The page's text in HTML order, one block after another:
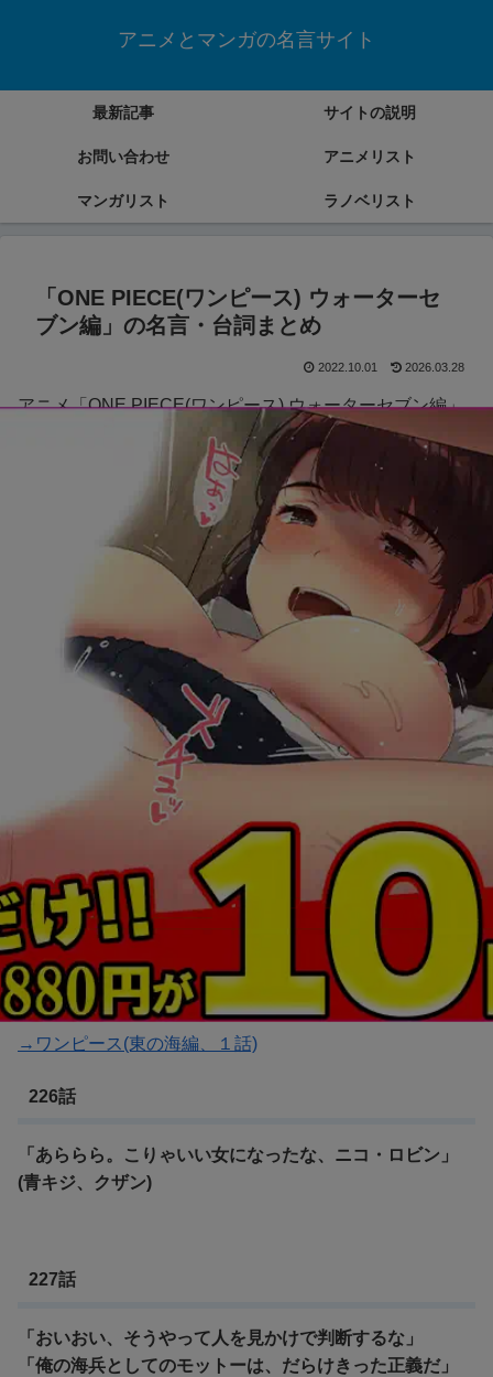
アニメとマンガの名言サイト
最新記事 サイトの説明
お問い合わせ アニメリスト
マンガリスト ラノベリスト
「ONE PIECE(ワンピース) ウォーターセ
ブン編」の名言・台詞まとめ
2022.10.01 2026.03.28
アニメ「ONE PIECE(ワンピース) ウォーターセブン編」
の名言・台詞をまとめていきます。
ワンピース ウォーターセブン編
→ワンピース(東の海編、１話)
226話
「あららら。こりゃいい女になったな、ニコ・ロビン」
(青キジ、クザン)
227話
「おいおい、そうやって人を見かけで判断するな」
「俺の海兵としてのモットーは、だらけきった正義だ」